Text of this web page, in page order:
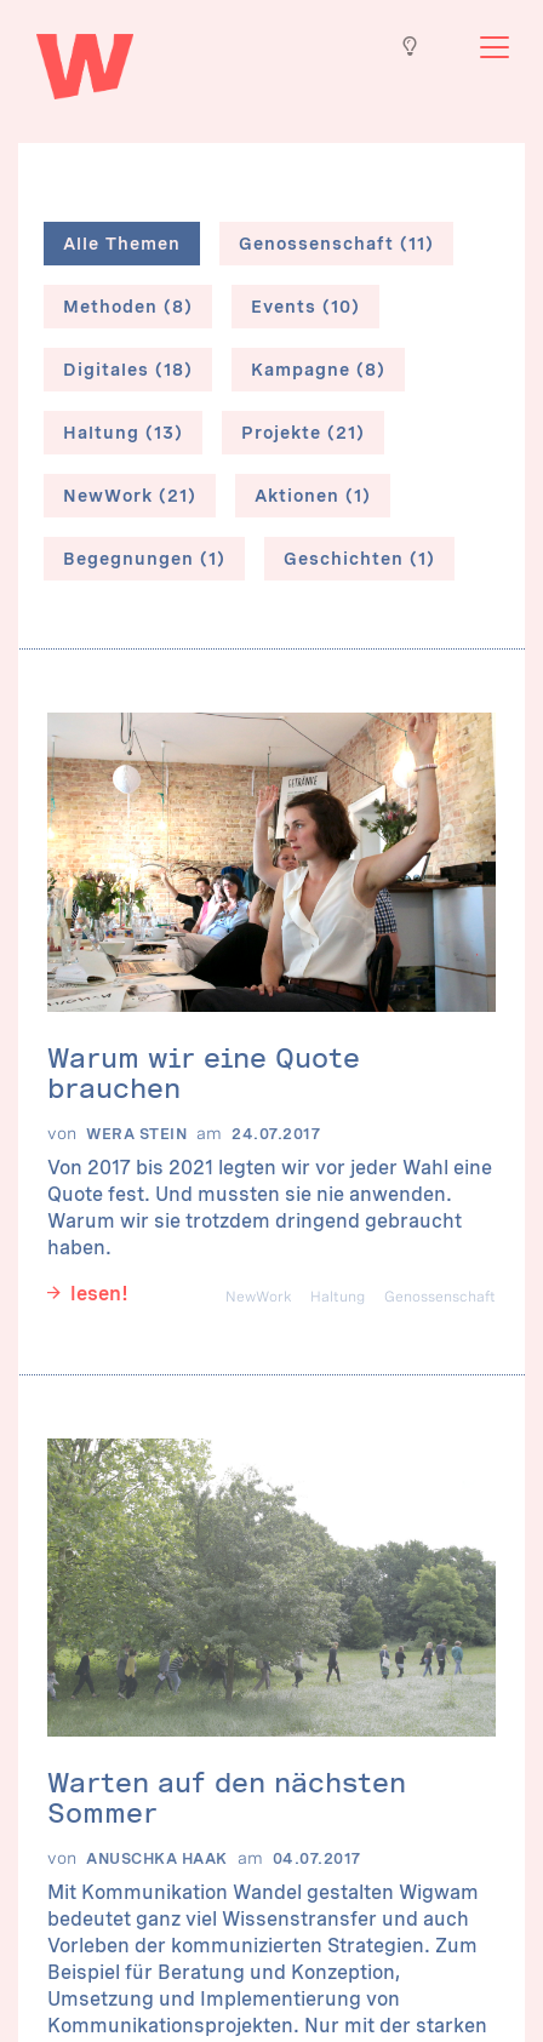
Alle Themen Genossenschaft (11)
Methoden (8) Events (10)
Digitales (18) Kampagne (8)
Haltung (13) Projekte (21)
NewWork (21) Aktionen (1)
Begegnungen (1) Geschichten (1)
Warum wir eine Quote
brauchen
von WERA STEIN am 24.07.2017
Von 2017 bis 2021 legten wir vor jeder Wahl eine
Quote fest. Und mussten sie nie anwenden.
Warum wir sie trotzdem dringend gebraucht
haben.
lesen!
Genossenschaft
Haltung
NewWork
Warten auf den nächsten
Sommer
von ANUSCHKA HAAK am 04.07.2017
Mit Kommunikation Wandel gestalten Wigwam
bedeutet ganz viel Wissenstransfer und auch
Vorleben der kommunizierten Strategien. Zum
Beispiel für Beratung und Konzeption,
Umsetzung und Implementierung von
Kommunikationsprojekten. Nur mit der starken